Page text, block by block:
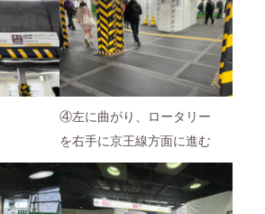
④左に曲がり、ロータリー
を右手に京王線方面に進む